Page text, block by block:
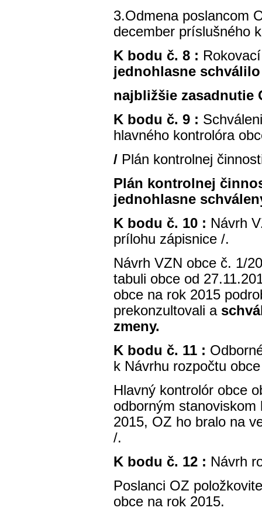
3.Odmena poslancom
december príslušného
K bodu č. 8 :
jednohlasne
najbližšie zasadnutie
K bodu č. 9 :
hlavného kontrolóra
/ Plán kontrolnej
Plán kontrolnej
jednohlasne
K bodu č. 10 : Návrh
prílohu zápisnice /.
Návrh VZN obce č. 1/
tabuli obce od
obce na rok 2015
prekonzultovali a
zmeny.
K bodu č. 11 :
k Návrhu rozpočtu
Hlavný kontrolór obce
odborným
2015, OZ ho bralo na
/.
K bodu č. 12 : Návrh
Poslanci OZ
obce na rok 2015.